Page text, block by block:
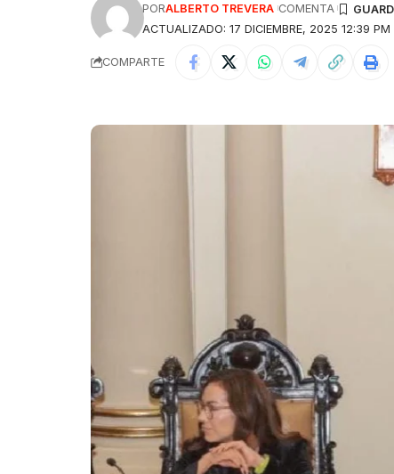
ACTUALIZADO: 17 DICIEMBRE, 2025 12:39 PM
PORALBERTO TREVERA COMENTA
COMPARTE